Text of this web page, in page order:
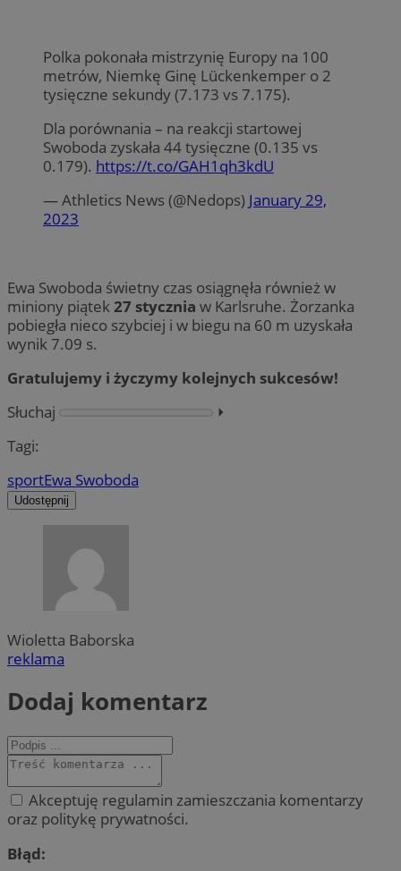
Polka pokonała mistrzynię Europy na 100
metrów, Niemkę Ginę Lückenkemper o 2
tysięczne sekundy (7.173 vs 7.175).
Dla porównania – na reakcji startowej
Swoboda zyskała 44 tysięczne (0.135 vs
0.179). https://t.co/GAH1qh3kdU
— Athletics News (@Nedops) January 29,
2023
Ewa Swoboda świetny czas osiągnęła również w
miniony piątek27 stycznia w Karlsruhe. Żorzanka
pobiegła nieco szybciej i w biegu na 60 m uzyskała
wynik 7.09 s.
Gratulujemy i życzymy kolejnych sukcesów!
Słuchaj
⏵︎
Tagi:
sportEwa Swoboda
Udostępnij
Wioletta Baborska
reklama
Dodaj komentarz
Akceptuję regulamin zamieszczania komentarzy
oraz politykę prywatności.
Błąd: